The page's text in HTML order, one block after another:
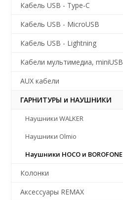
Кабель USB - Type-C
Кабель USB - MicroUSB
Кабель USB - Lightning
Кабели мультимедиа, miniUSB
AUX кабели
ГАРНИТУРЫ и НАУШНИКИ
Наушники WALKER
Наушники Olmio
Наушники HOCO и BOROFONE
Колонки
Аксессуары REMAX